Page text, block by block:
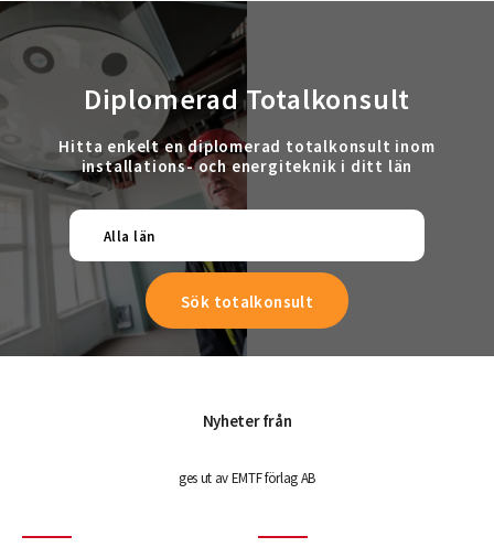
Diplomerad Totalkonsult
Hitta enkelt en diplomerad totalkonsult inom
installations- och energiteknik i ditt län
Alla län
Nyheter från
ges ut av EMTF förlag AB